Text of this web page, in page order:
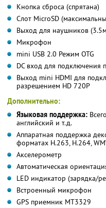
Кнопка сброса (спрятана)
Слот MicroSD
Выход для наушников
Микрофон
mini USB 2.0 Режим OTG
DC вход для подключения
Выход mini HDMI для
разрешением HD 720P
Дополнительно:
Языковая поддержка:
английский и т.д.
Аппаратная поддержка
форматах H.263, H.264,
Акселерометр
Автоматическая
LED индикатор (зарядка/
Встроенный микрофон
GPS приемник MT3329